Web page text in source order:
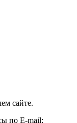
сайте.
по E-mail: